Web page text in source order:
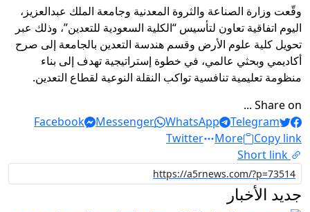
وقّعت وزارة الصناعة والثروة المعدنية وجامعة الملك عبدالعزيز،
اليوم اتفاقية تعاون لتأسيس “الكلية السعودية للتعدين”، وذلك عبر
تحويل كلية علوم الأرض وقسم هندسة التعدين بالجامعة إلى صرح
أكاديمي وبحثي عالمي، في خطوة إستراتيجية تهدف إلى بناء
منظومة تعليمية تنافسية تواكب النقلة النوعية لقطاع التعدين.
Share on ...
Facebook
Messenger WhatsApp
Telegram
Twitter
More
Copy link
Short link
جديد الأخبار